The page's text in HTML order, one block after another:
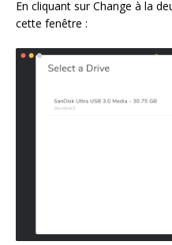
En cliquant sur Change à la
cette fenêtre :